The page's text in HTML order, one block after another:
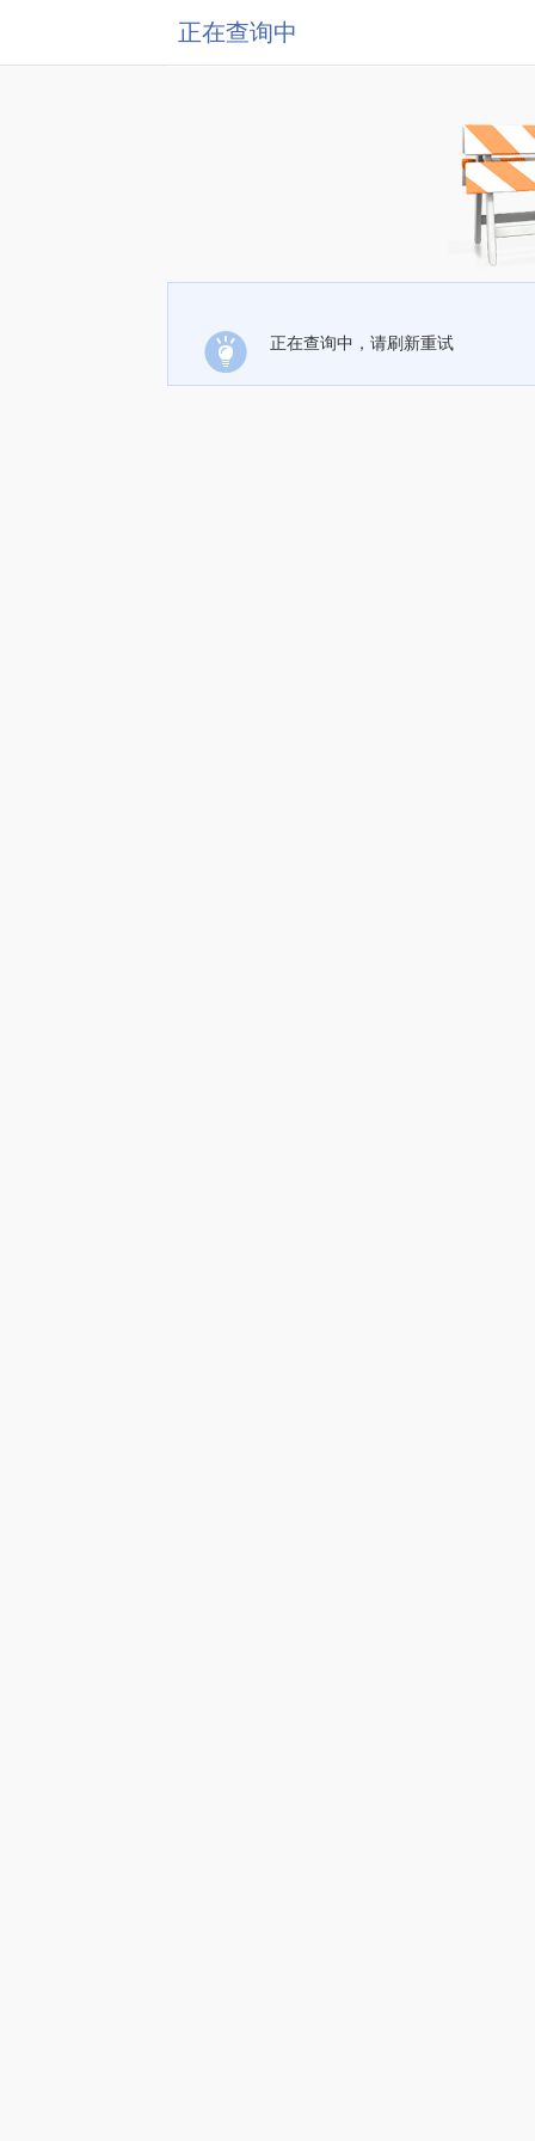
正在查询中
正在查询中，请刷新重试